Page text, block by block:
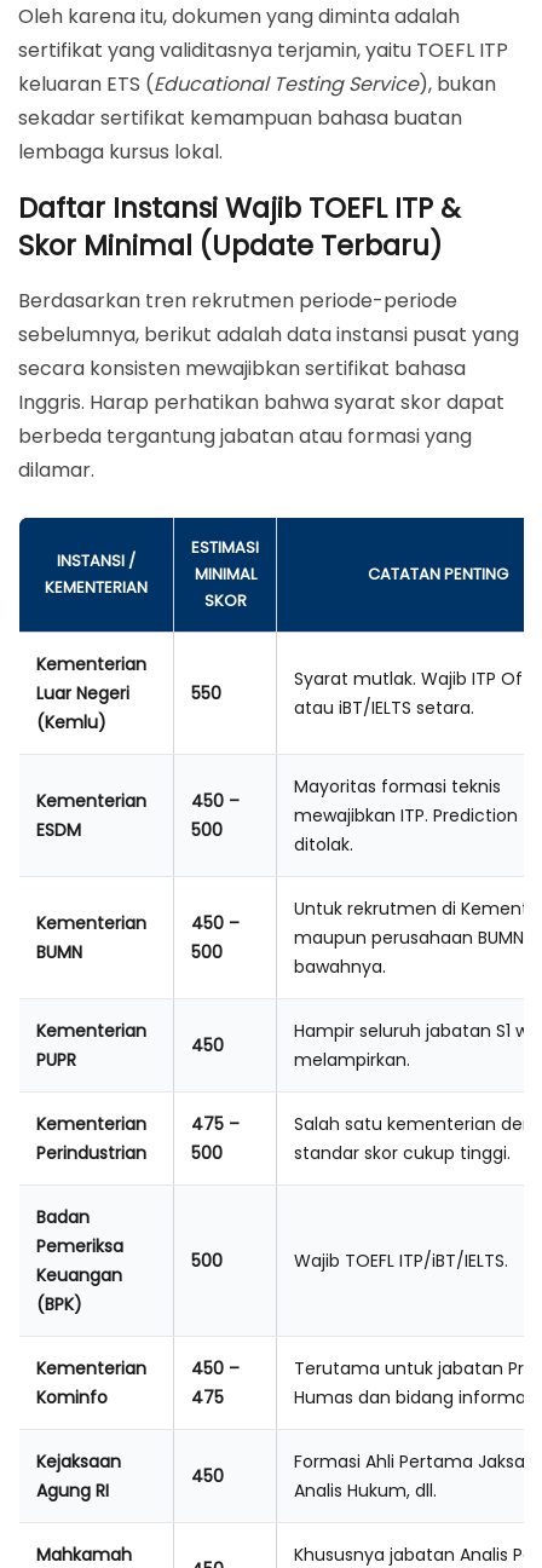
Oleh karena itu, dokumen yang diminta adalah
sertifikat yang validitasnya terjamin, yaitu TOEFL ITP
keluaran ETS (Educational Testing Service), bukan
sekadar sertifikat kemampuan bahasa buatan
lembaga kursus lokal.
Daftar Instansi Wajib TOEFL ITP &
Skor Minimal (Update Terbaru)
Berdasarkan tren rekrutmen periode-periode
sebelumnya, berikut adalah data instansi pusat yang
secara konsisten mewajibkan sertifikat bahasa
Inggris. Harap perhatikan bahwa syarat skor dapat
berbeda tergantung jabatan atau formasi yang
dilamar.
INSTANSI /
KEMENTERIAN
ESTIMASI
MINIMAL
SKOR
CATATAN PENTING
Kementerian
Luar Negeri
(Kemlu)
550
Syarat mutlak. Wajib ITP
atau iBT/IELTS setara.
Kementerian
ESDM
450 –
500
Mayoritas formasi teknis
mewajibkan ITP. Prediction
ditolak.
Kementerian
BUMN
450 –
500
Untuk rekrutmen di
maupun perusahaan BUMN di
bawahnya.
Kementerian
PUPR
450
Hampir seluruh jabatan S1
melampirkan.
Kementerian
Perindustrian
475 –
500
Salah satu kementerian
standar skor cukup tinggi.
Badan
Pemeriksa
Keuangan
(BPK)
500 Wajib TOEFL ITP/iBT/IELTS.
Kementerian
Kominfo
450 –
475
Terutama untuk jabatan
Humas dan bidang
Kejaksaan
Agung RI
450
Formasi Ahli Pertama Jaksa,
Analis Hukum, dll.
Mahkamah Khususnya jabatan Analis